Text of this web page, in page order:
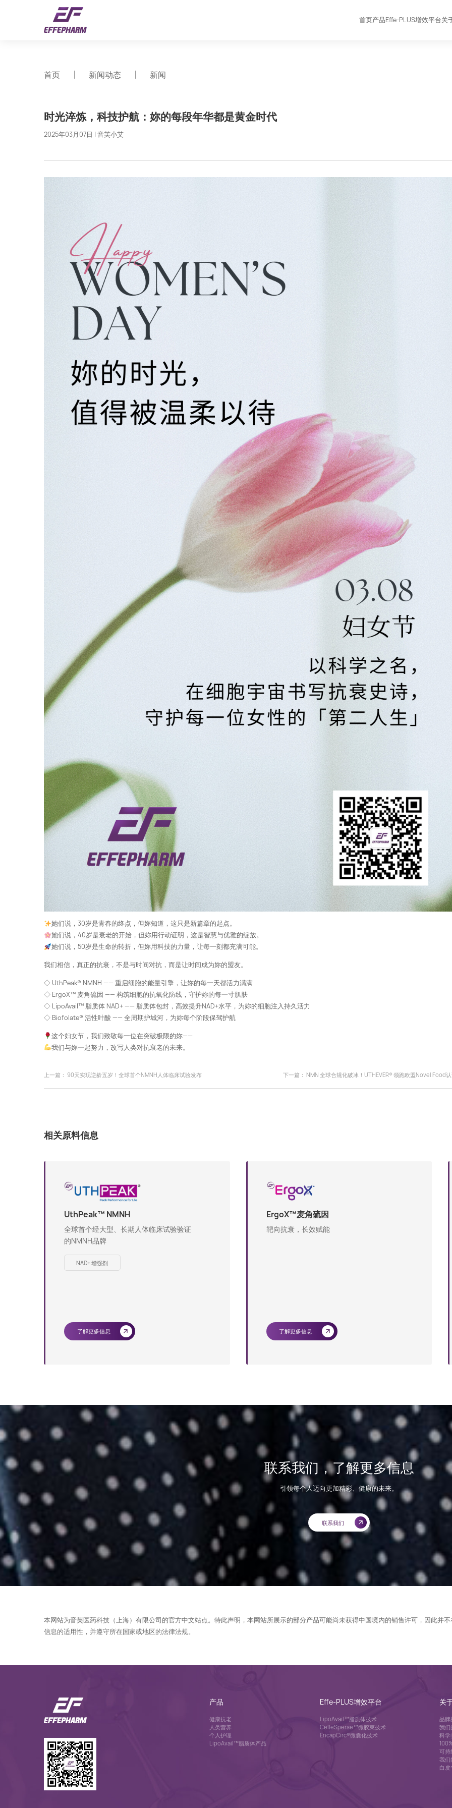
首页产品Effe-PLUS增效平台关
首页 新闻动态 新闻
时光淬炼，科技护航：妳的每段年华都是黄金时代
2025年03月07日 | 音芙小艾
她们说，30岁是青春的终点，但妳知道，这只是新篇章的起点。
她们说，40岁是衰老的开始，但妳用行动证明，这是智慧与优雅的绽放。
她们说，50岁是生命的转折，但妳用科技的力量，让每一刻都充满可能。
我们相信，真正的抗衰，不是与时间对抗，而是让时间成为妳的盟友。
◇ UthPeak® NMNH —— 重启细胞的能量引擎，让妳的每一天都活力满满
◇ ErgoX™ 麦角硫因 —— 构筑细胞的抗氧化防线，守护妳的每一寸肌肤
◇ LipoAvail™ 脂质体 NAD+ —— 脂质体包封，高效提升NAD+水平，为妳的细胞注入持久活力
◇ Biofolate® 活性叶酸 —— 全周期护城河，为妳每个阶段保驾护航
这个妇女节，我们致敬每一位在突破极限的妳——
我们与妳一起努力，改写人类对抗衰老的未来。
上一篇： 90天实现逆龄五岁！全球首个NMNH人体临床试验发布 下一篇： NMN 全球合规化破冰！UTHEVER® 领跑欧盟Novel Food
相关原料信息
UthPeak™ NMNH
全球首个经大型、长期人体临床试验验证
的NMNH品牌
NAD+ 增强剂
了解更多信息
ErgoX™麦角硫因
靶向抗衰，长效赋能
了解更多信息
联系我们，了解更多信息
引领每个人迈向更加精彩、健康的未来。
联系我们
本网站为音芙医药科技（上海）有限公司的官方中文站点。特此声明，本网站所展示的部分产品可能尚未获得中国境内的销售许可，因此并
信息的适用性，并遵守所在国家或地区的法律法规。
产品
健康抗老
人类营养
个人护理
LipoAvail™脂质体产品
Effe-PLUS增效平台
LipoAvail™脂质体技术
CelleSperse™微胶束技术
EncapCirc®微囊化技术
关
品牌
我们
科学
可持
我们
白皮